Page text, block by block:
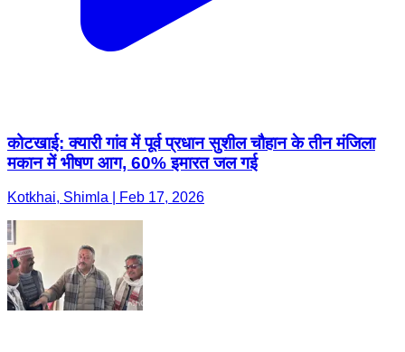
कोटखाई: क्यारी गांव में पूर्व प्रधान सुशील चौहान के तीन मंजिला
मकान में भीषण आग, 60% इमारत जल गई
Kotkhai, Shimla | Feb 17, 2026